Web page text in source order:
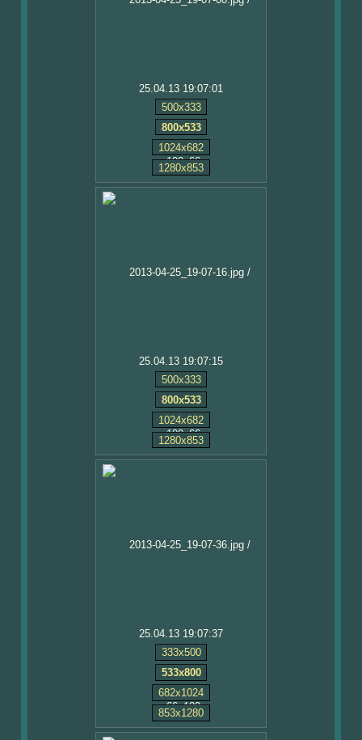
25.04.13 19:07:01
500x333
800x533
1024x682
1280x853
25.04.13 19:07:15
500x333
800x533
1024x682
1280x853
25.04.13 19:07:37
333x500
533x800
682x1024
853x1280